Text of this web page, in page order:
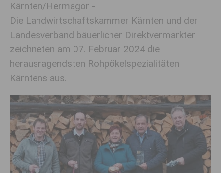
Kärnten/Hermagor -
Die Landwirtschaftskammer Kärnten und der
Landesverband bäuerlicher Direktvermarkter
zeichneten am 07. Februar 2024 die
herausragendsten Rohpökelspezialitäten
Kärntens aus.